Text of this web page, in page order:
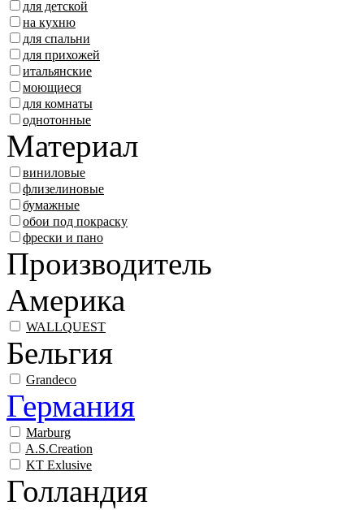
для детской
на кухню
для спальни
для прихожей
итальянские
моющиеся
для комнаты
однотонные
Материал
виниловые
флизелиновые
бумажные
обои под покраску
фрески и пано
Производитель
Америка
WALLQUEST
Бельгия
Grandeco
Германия
Marburg
A.S.Creation
KT Exlusive
Голландия